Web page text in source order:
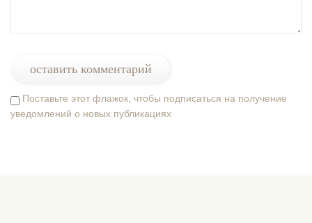
Поставьте этот флажок, чтобы подписаться на получение
уведомлений о новых публикациях